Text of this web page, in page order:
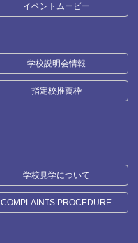
イベントムービー
学校説明会情報
指定校推薦枠
学校見学について
COMPLAINTS PROCEDURE